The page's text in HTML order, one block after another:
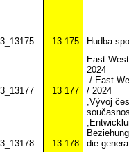
13 175 Hudba
13 177
East
2024
/ East
/ 2024
13 178
„Vývoj
die